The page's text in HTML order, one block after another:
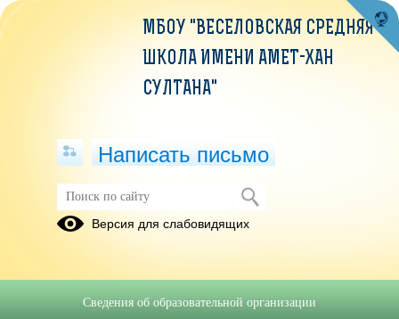
ВСОКО
2025-2026
МБОУ "ВЕСЕЛОВСКАЯ СРЕДНЯЯ
ШКОЛА ИМЕНИ АМЕТ-ХАН
СУЛТАНА"
Написать письмо
Версия для слабовидящих
Сведения об образовательной организации